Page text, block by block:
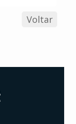
Voltar